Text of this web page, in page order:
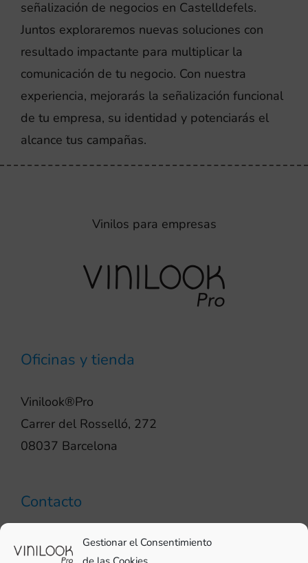
Gestionar el Consentimiento
señalización de negocios en Castelldefels.
Juntos exploraremos nuevas soluciones con
resultado impactante para multiplicar la
comunicación de tu negocio. Con nuestra
experiencia, mejorarás la señalización funcional
de tu empresa, su identidad y potenciarás el
alcance tus campañas.
Vinilos para empresas
Oficinas y tienda
Vinilook®Pro
Carrer del Rosselló, 272
08037 Barcelona
Contacto
pro@vinilook.es